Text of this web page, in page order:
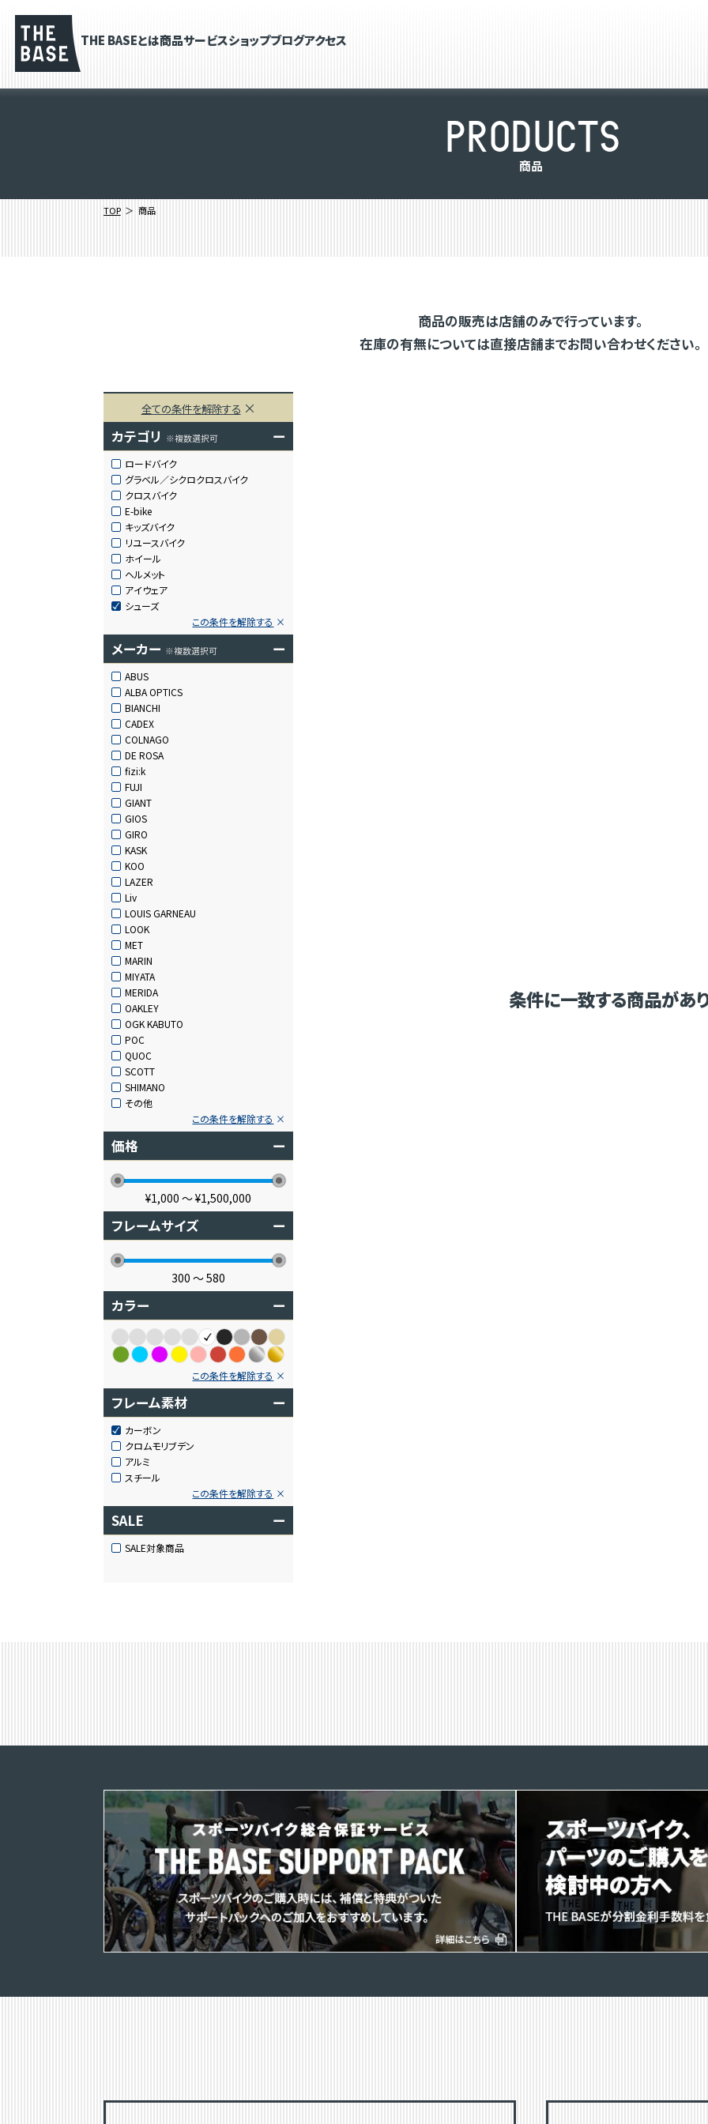
THE BASEとは商品サービスショップブログアクセス
PRODUCTS
商品
TOP 商品
商品の販売は店舗のみで行っています。
在庫の有無については直接店舗までお問い合わせください。
全ての条件を解除する
カテゴリ ※複数選択可 ー
ロードバイク
グラベル／シクロクロスバイク
クロスバイク
E-bike
キッズバイク
リユースバイク
ホイール
ヘルメット
アイウェア
シューズ
この条件を解除する
メーカー ※複数選択可 ー
ABUS
ALBA OPTICS
BIANCHI
CADEX
COLNAGO
DE ROSA
fizi:k
FUJI
GIANT
GIOS
GIRO
KASK
KOO
LAZER
Liv
LOUIS GARNEAU
LOOK
MET
MARIN
MIYATA
MERIDA
OAKLEY
OGK KABUTO
POC
QUOC
SCOTT
SHIMANO
その他
この条件を解除する
価格 ー
¥1,000 〜¥1,500,000
フレームサイズ ー
300 〜580
カラー ー
この条件を解除する
フレーム素材 ー
カーボン
クロムモリブデン
アルミ
スチール
この条件を解除する
SALE ー
SALE対象商品
条件に一致する商品があ